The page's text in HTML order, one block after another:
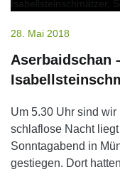
28. Mai 2018
Aserbaidschan
Um 5.30 Uhr sind
schlaflose Nacht
Sonntagabend in
gestiegen. Dort